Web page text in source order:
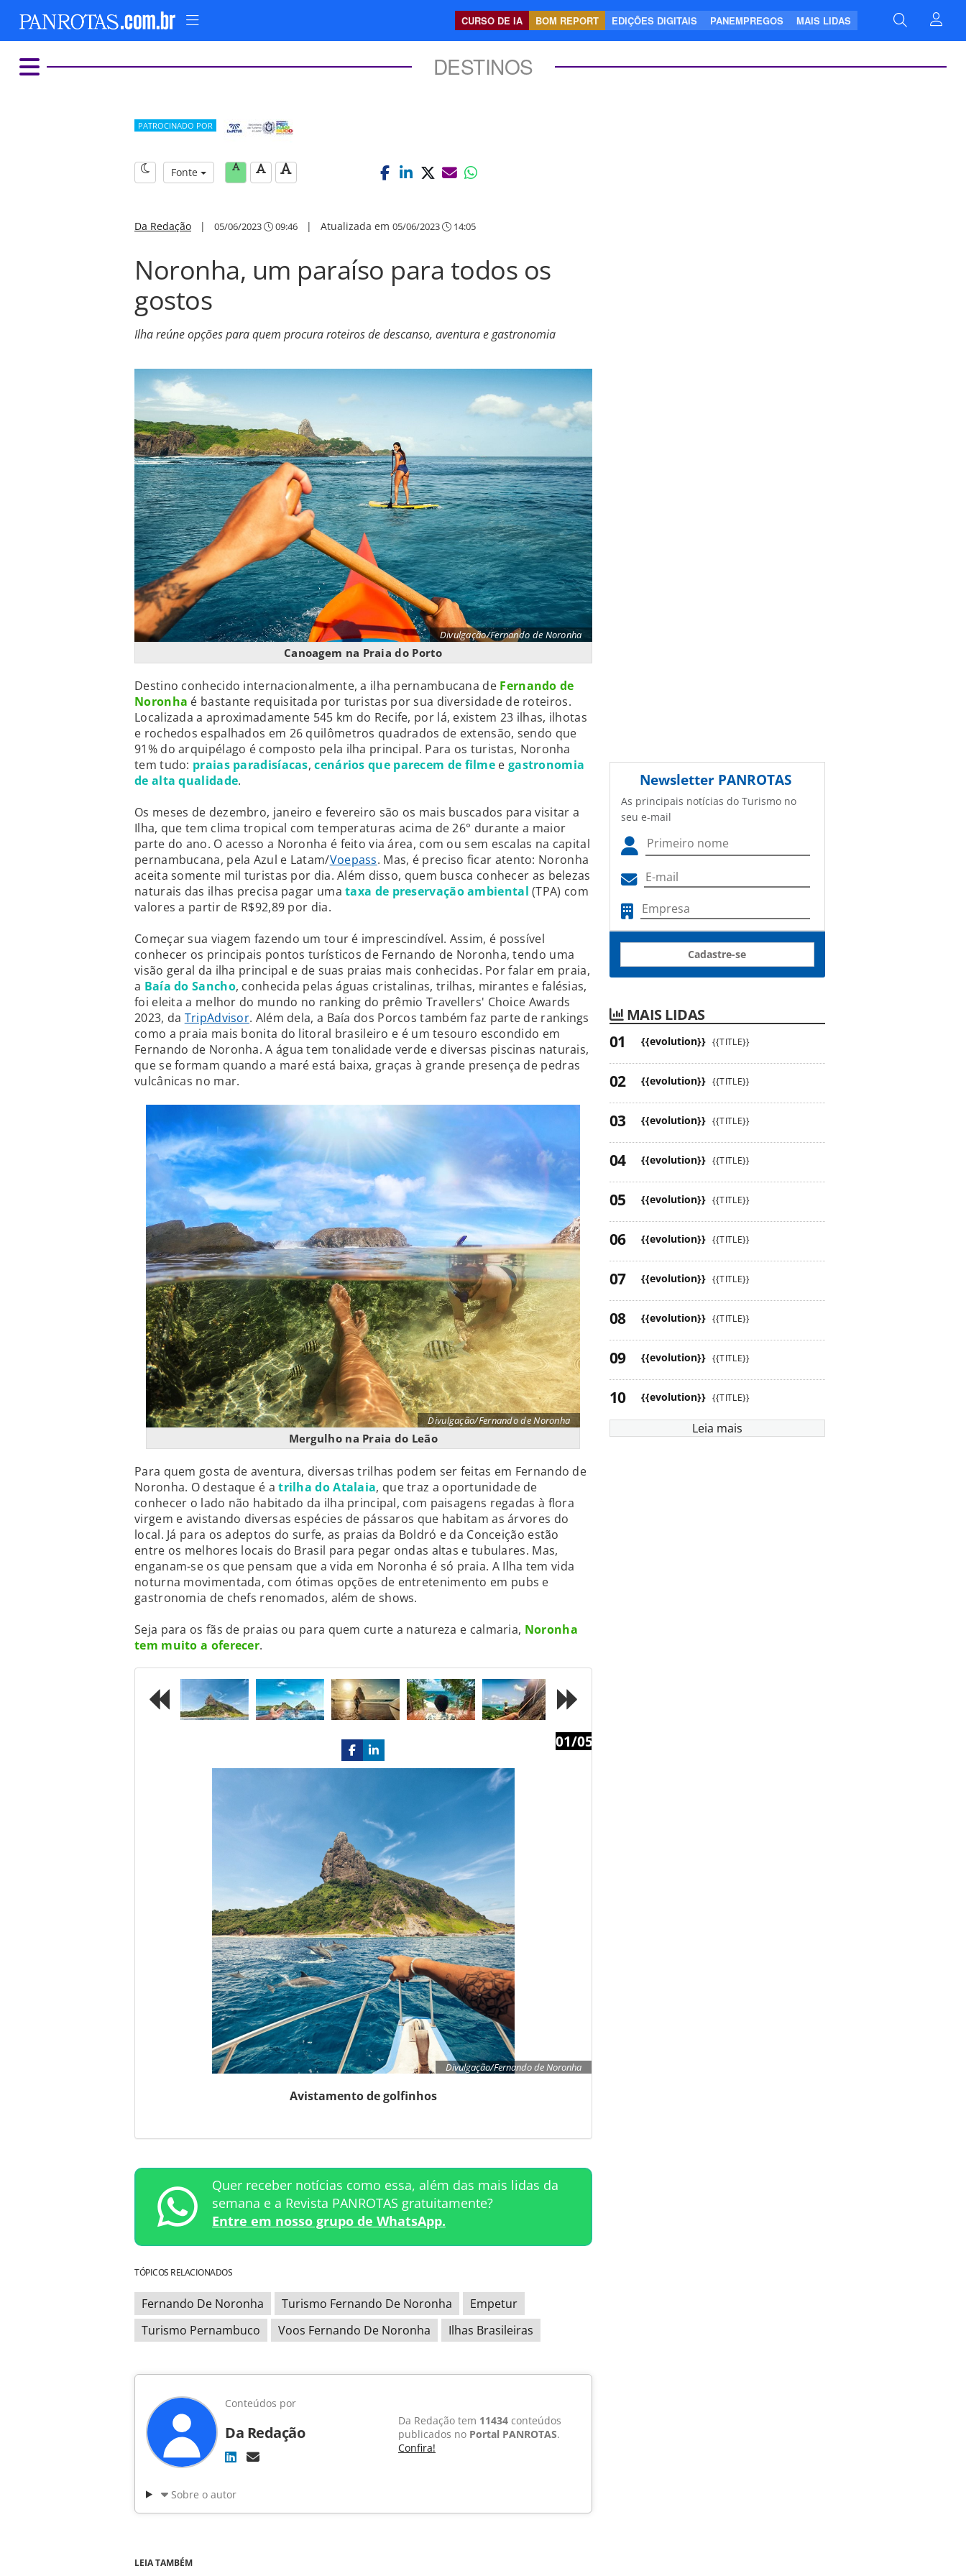
CURSO DE IA BOM REPORT EDIÇÕES DIGITAIS PANEMPREGOS MAIS LIDAS
DESTINOS
PATROCINADO POR
Fonte
Da Redação | 05/06/2023 09:46 | Atualizada em 05/06/2023 14:05
Noronha, um paraíso para todos os
gostos
Ilha reúne opções para quem procura roteiros de descanso, aventura e gastronomia
Divulgação/Fernando de Noronha
Canoagem na Praia do Porto
Destino conhecido internacionalmente, a ilha pernambucana de Fernando de
Noronha é bastante requisitada por turistas por sua diversidade de roteiros.
Localizada a aproximadamente 545 km do Recife, por lá, existem 23 ilhas, ilhotas
e rochedos espalhados em 26 quilômetros quadrados de extensão, sendo que
91% do arquipélago é composto pela ilha principal. Para os turistas, Noronha
tem tudo: praias paradisíacas,cenários que parecem de filme e gastronomia
de alta qualidade.
Os meses de dezembro, janeiro e fevereiro são os mais buscados para visitar a
Ilha, que tem clima tropical com temperaturas acima de 26° durante a maior
parte do ano. O acesso a Noronha é feito via área, com ou sem escalas na capital
pernambucana, pela Azul e Latam/Voepass. Mas, é preciso ficar atento: Noronha
aceita somente mil turistas por dia. Além disso, quem busca conhecer as belezas
naturais das ilhas precisa pagar umataxa de preservação ambiental (TPA) com
valores a partir de R$92,89 por dia.
Começar sua viagem fazendo um tour é imprescindível. Assim, é possível
conhecer os principais pontos turísticos de Fernando de Noronha, tendo uma
visão geral da ilha principal e de suas praias mais conhecidas. Por falar em praia,
a Baía do Sancho, conhecida pelas águas cristalinas, trilhas, mirantes e falésias,
foi eleita a melhor do mundo no ranking do prêmio Travellers' Choice Awards
2023, da TripAdvisor. Além dela, a Baía dos Porcos também faz parte de rankings
como a praia mais bonita do litoral brasileiro e é um tesouro escondido em
Fernando de Noronha. A água tem tonalidade verde e diversas piscinas naturais,
que se formam quando a maré está baixa, graças à grande presença de pedras
vulcânicas no mar.
Divulgação/Fernando de Noronha
Mergulho na Praia do Leão
Para quem gosta de aventura, diversas trilhas podem ser feitas em Fernando de
Noronha. O destaque é atrilha do Atalaia, que traz a oportunidade de
conhecer o lado não habitado da ilha principal, com paisagens regadas à flora
virgem e avistando diversas espécies de pássaros que habitam as árvores do
local. Já para os adeptos do surfe, as praias da Boldró e da Conceição estão
entre os melhores locais do Brasil para pegar ondas altas e tubulares. Mas,
enganam-se os que pensam que a vida em Noronha é só praia. A Ilha tem vida
noturna movimentada, com ótimas opções de entretenimento em pubs e
gastronomia de chefs renomados, além de shows.
Seja para os fãs de praias ou para quem curte a natureza e calmaria, Noronha
tem muito a oferecer.
Divulgação/Fernando de Noronha
01/05
Avistamento de golfinhos
Next
Quer receber notícias como essa, além das mais lidas da
semana e a Revista PANROTAS gratuitamente?
Entre em nosso grupo de WhatsApp.
TÓPICOS RELACIONADOS
Fernando De Noronha Turismo Fernando De Noronha
Empetur
Turismo Pernambuco
Voos Fernando De Noronha Ilhas Brasileiras
Conteúdos por
Da Redação
Da Redação tem 11434 conteúdos
publicados no Portal PANROTAS.
Confira!
Sobre o autor
LEIA TAMBÉM
Newsletter PANROTAS
As principais notícias do Turismo no
seu e-mail
Cadastre-se
MAIS LIDAS
{{evolution}} {{TITLE}}
{{evolution}} {{TITLE}}
{{evolution}} {{TITLE}}
{{evolution}} {{TITLE}}
{{evolution}} {{TITLE}}
{{evolution}} {{TITLE}}
{{evolution}} {{TITLE}}
{{evolution}} {{TITLE}}
{{evolution}} {{TITLE}}
{{evolution}} {{TITLE}}
Leia mais